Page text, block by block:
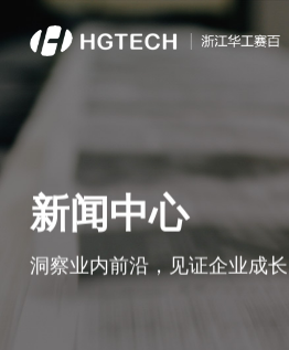
新闻中心
洞察业内前沿，见证企业成长